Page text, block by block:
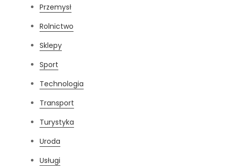
Przemysł
Rolnictwo
Sklepy
Sport
Technologia
Transport
Turystyka
Uroda
Usługi